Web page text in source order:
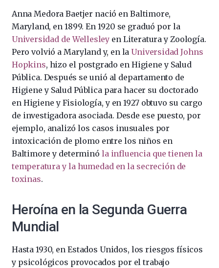
Anna Medora Baetjer nació en Baltimore,
Maryland, en 1899. En 1920 se graduó por la
Universidad de Wellesley en Literatura y Zoología.
Pero volvió a Maryland y, en la Universidad Johns
Hopkins, hizo el postgrado en Higiene y Salud
Pública. Después se unió al departamento de
Higiene y Salud Pública para hacer su doctorado
en Higiene y Fisiología, y en 1927 obtuvo su cargo
de investigadora asociada. Desde ese puesto, por
ejemplo, analizó los casos inusuales por
intoxicación de plomo entre los niños en
Baltimore y determinó la influencia que tienen la
temperatura y la humedad en la secreción de
toxinas.
Heroína en la Segunda Guerra
Mundial
Hasta 1930, en Estados Unidos, los riesgos físicos
y psicológicos provocados por el trabajo